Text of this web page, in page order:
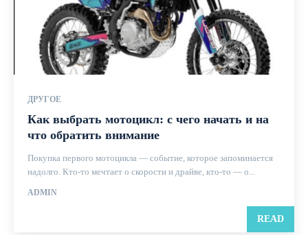
ДРУГОЕ
Как выбрать мотоцикл: с чего начать и на
что обратить внимание
Покупка первого мотоцикла — событие, которое запоминается
надолго. Кто-то мечтает о скорости и драйве, кто-то — о...
ADMIN
READ